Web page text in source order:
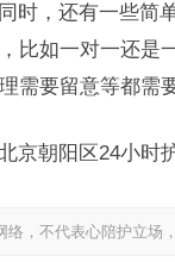
，还有一些简单
比如一对一还是
需要留意等都需
朝阳区24小时护
络，不代表心陪护立场